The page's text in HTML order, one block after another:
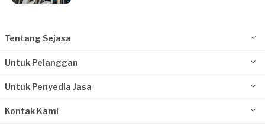
Tentang Sejasa
Untuk Pelanggan
Untuk Penyedia Jasa
Kontak Kami